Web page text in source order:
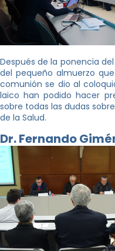
Después de la ponencia
del pequeño almuerzo
comunión se dio al
laico han podido hacer
sobre todas las dudas
de la Salud.
Dr. Fernando